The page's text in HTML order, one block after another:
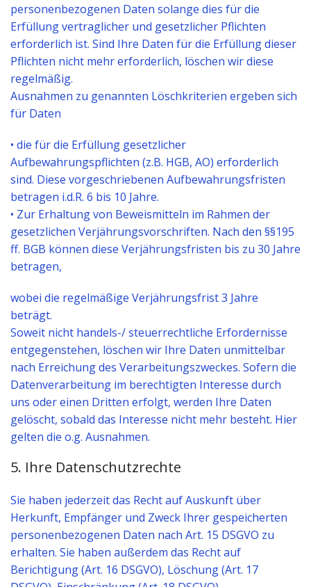
personenbezogenen Daten solange dies für die
Erfüllung vertraglicher und gesetzlicher Pflichten
erforderlich ist. Sind Ihre Daten für die Erfüllung dieser
Pflichten nicht mehr erforderlich, löschen wir diese
regelmäßig.
Ausnahmen zu genannten Löschkriterien ergeben sich
für Daten
• die für die Erfüllung gesetzlicher
Aufbewahrungspflichten (z.B. HGB, AO) erforderlich
sind. Diese vorgeschriebenen Aufbewahrungsfristen
betragen i.d.R. 6 bis 10 Jahre.
• Zur Erhaltung von Beweismitteln im Rahmen der
gesetzlichen Verjährungsvorschriften. Nach den §§195
ff. BGB können diese Verjährungsfristen bis zu 30 Jahre
betragen,
wobei die regelmäßige Verjährungsfrist 3 Jahre
beträgt.
Soweit nicht handels-/ steuerrechtliche Erfordernisse
entgegenstehen, löschen wir Ihre Daten unmittelbar
nach Erreichung des Verarbeitungszweckes. Sofern die
Datenverarbeitung im berechtigten Interesse durch
uns oder einen Dritten erfolgt, werden Ihre Daten
gelöscht, sobald das Interesse nicht mehr besteht. Hier
gelten die o.g. Ausnahmen.
5. Ihre Datenschutzrechte
Sie haben jederzeit das Recht auf Auskunft über
Herkunft, Empfänger und Zweck Ihrer gespeicherten
personenbezogenen Daten nach Art. 15 DSGVO zu
erhalten. Sie haben außerdem das Recht auf
Berichtigung (Art. 16 DSGVO), Löschung (Art. 17